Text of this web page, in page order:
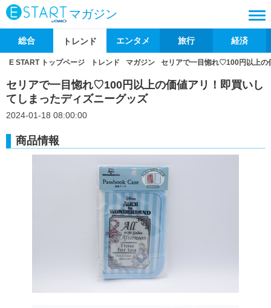
マガジン
総合 トレンド エンタメ 旅行 経済
E START トップページ トレンド マガジン セリアで一目惚れ♡100円以上の
セリアで一目惚れ♡100円以上の価値アリ！即買いし
てしまったディズニーグッズ
2024-01-18 08:00:00
商品情報